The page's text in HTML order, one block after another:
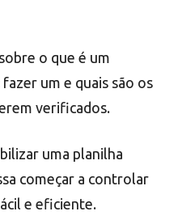
o que é um
um e quais são os
verificados.
uma planilha
começar a controlar
e eficiente.